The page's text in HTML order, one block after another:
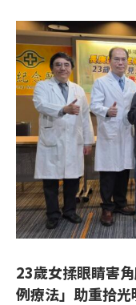
23歲女揉眼睛害
例療法」助重拾光